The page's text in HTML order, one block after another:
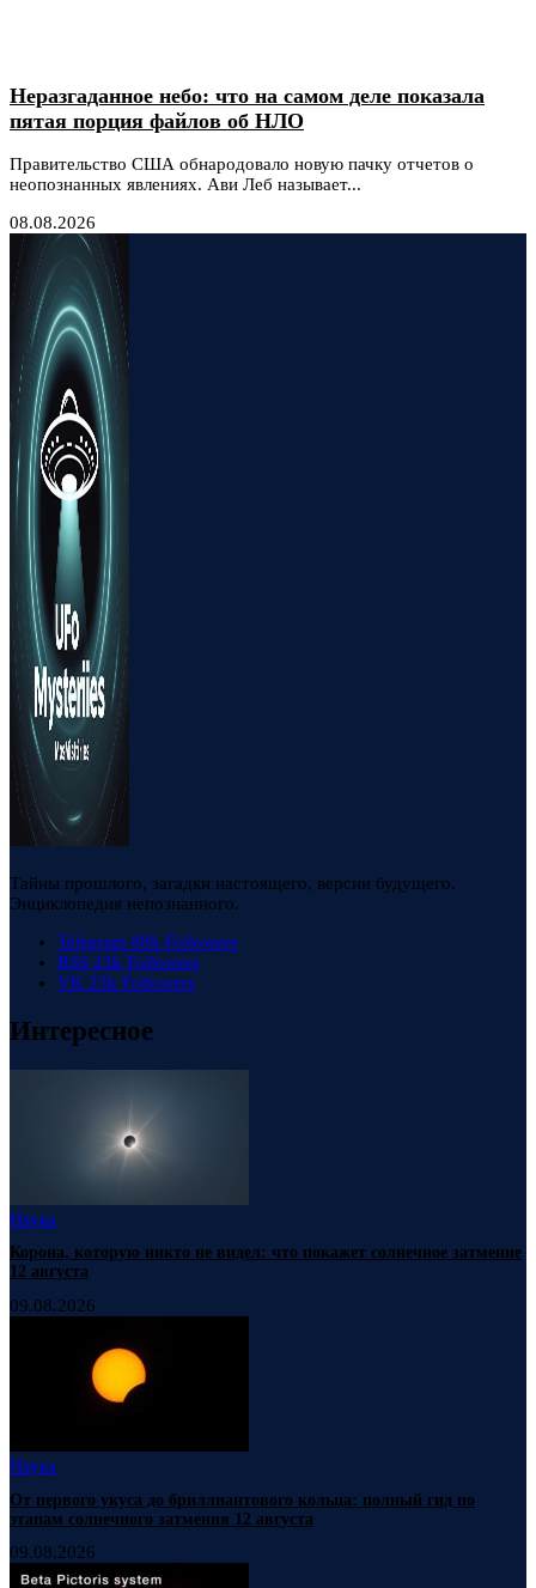
Неразгаданное небо: что на самом деле показала
пятая порция файлов об НЛО
Правительство США обнародовало новую пачку отчетов о
неопознанных явлениях. Ави Леб называет...
08.08.2026
Тайны прошлого, загадки настоящего, версии будущего.
Энциклопедия непознанного.
Telegram 88k Followers
RSS 23k Followers
VK 23k Followers
Интересное
Наука
Корона, которую никто не видел: что покажет солнечное затмение
12 августа
09.08.2026
Наука
От первого укуса до бриллиантового кольца: полный гид по
этапам солнечного затмения 12 августа
09.08.2026